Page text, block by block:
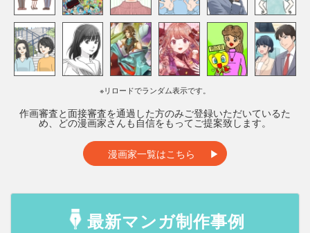
※リロードでランダム表示です。
作画審査と面接審査を通過した方のみご登録いただいているた
め、どの漫画家さんも自信をもってご提案致します。
漫画家一覧はこちら
最新マンガ制作事例